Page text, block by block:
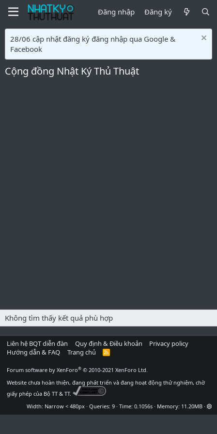
Đăng nhập Đăng ký
28/06 cập nhật đăng ký đăng nhập qua Google &
Facebook
Cộng đồng Nhật Ký Thủ Thuật
Không tìm thấy kết quả phù hợp
Liên hệ BQT diễn đàn Quy định & Điều khoản
Privacy policy
Hướng dẫn & FAQ
Trang chủ
R
Forum software by XenForo® © 2010-2021 XenForo Ltd.
Website chưa hoàn thiện, đang phát triển và đang hoạt động thử nghiệm, chờ
giấy phép của Bộ TT & TT.
Width
Queries 9 Time 0.1056s Memory 11.20MB